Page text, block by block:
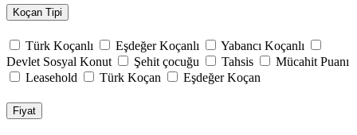
Koçan Tipi
Türk Koçanlı Eşdeğer Koçanlı
Yabancı Koçanlı
Devlet Sosyal Konut
Şehit çocuğu Tahsis
Mücahit Puanı
Leasehold
Türk Koçan Eşdeğer Koçan
Fiyat